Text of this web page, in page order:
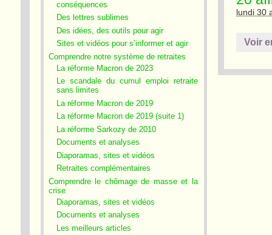
conséquences
Des lettres sublimes
Des idées, des outils pour agir
Sites et vidéos pour s’informer et agir
Comprendre notre système de retraites
La réforme Macron de 2023
Le scandale du cumul emploi retraite
sans limites
La réforme Macron de 2019
La réforme Macron de 2019 (suite 1)
La réforme Sarkozy de 2010
Documents et analyses
Diaporamas, sites et vidéos
Retraites complémentaires
Comprendre le chômage de masse et la
crise
Diaporamas, sites et vidéos
Documents et analyses
Les meilleurs articles
lundi 30
Voir